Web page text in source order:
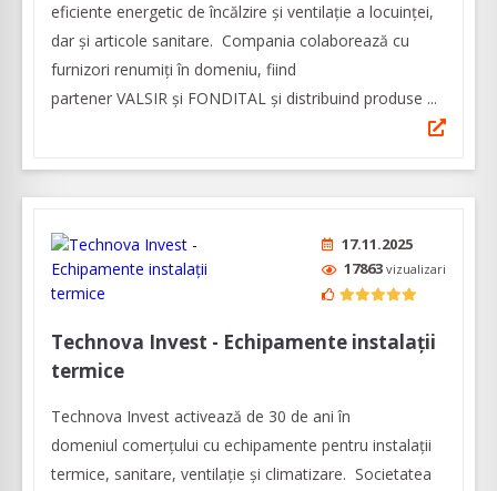
eficiente energetic de încălzire şi ventilaţie a locuinţei,
dar şi articole sanitare. Compania colaborează cu
furnizori renumiţi în domeniu, fiind
partener VALSIR şi FONDITAL şi distribuind produse ...
17.11.2025
17863 vizualizari
Technova Invest - Echipamente instalații
termice
Technova Invest activează de 30 de ani în
domeniul comerțului cu echipamente pentru instalații
termice, sanitare, ventilaţie şi climatizare. Societatea